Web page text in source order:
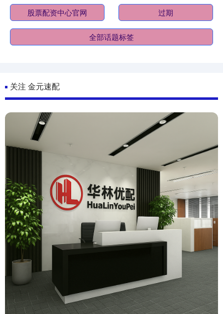
股票配资中心官网 过期
全部话题标签
关注 金元速配